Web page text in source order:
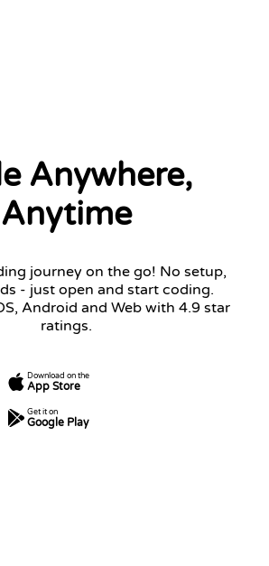
Anywhere,
Anytime
journey on the go! No setup,
- just open and start coding.
Android and Web with 4.9 star
ratings.
Download on the
App Store
Get it on
Google Play